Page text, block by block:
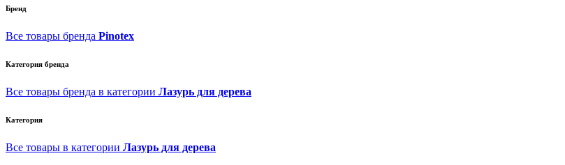
Бренд
Все товары бренда Pinotex
Категория бренда
Все товары бренда в категории Лазурь для дерева
Категория
Все товары в категории Лазурь для дерева